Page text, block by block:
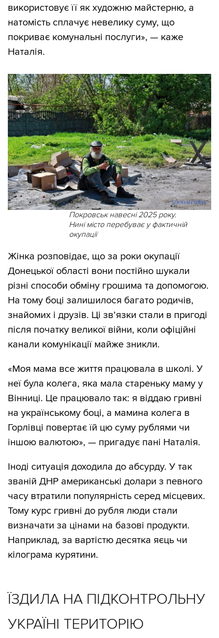
використовує її як художню майстерню, а
натомість сплачує невелику суму, що
покриває комунальні послуги», — каже
Наталія.
Покровськ навесні 2025 року.
Нині місто перебуває у фактичній
окупації
Жінка розповідає, що за роки окупації
Донецької області вони постійно шукали
різні способи обміну грошима та допомогою.
На тому боці залишилося багато родичів,
знайомих і друзів. Ці зв’язки стали в пригоді
після початку великої війни, коли офіційні
канали комунікації майже зникли.
«Моя мама все життя працювала в школі. У
неї була колега, яка мала стареньку маму у
Вінниці. Це працювало так: я віддаю гривні
на українському боці, а мамина колега в
Горлівці повертає їй цю суму рублями чи
іншою валютою», — пригадує пані Наталія.
Іноді ситуація доходила до абсурду. У так
званій ДНР американські долари з певного
часу втратили популярність серед місцевих.
Тому курс гривні до рубля люди стали
визначати за цінами на базові продукти.
Наприклад, за вартістю десятка яєць чи
кілограма курятини.
ЇЗДИЛА НА ПІДКОНТРОЛЬНУ
УКРАЇНІ ТЕРИТОРІЮ